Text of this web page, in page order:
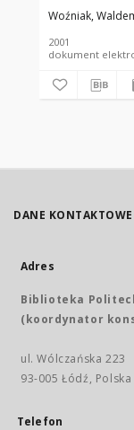
ZAKŁADU
ŁÓDZKIM
Woźniak,
2001
DANE KONTAKTOWE
Adres
Biblioteka
(koordynator
ul. Wólczańska 223
93-005 Łódź, Polska
Telefon